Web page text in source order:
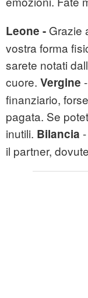
Leone - Grazie
vostra forma
sarete notati
cuore. Vergine
finanziario,
pagata. Se
inutili. Bilancia
il partner,